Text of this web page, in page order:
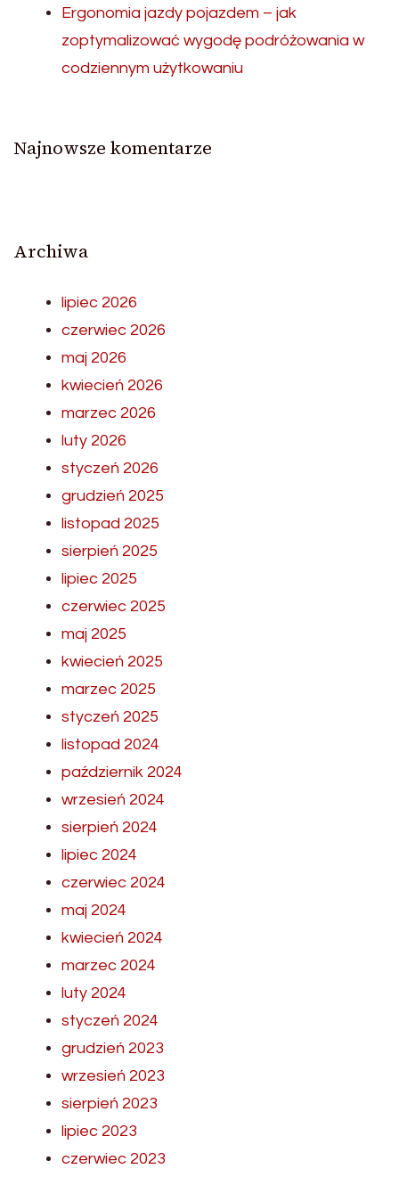
Ergonomia jazdy pojazdem – jak
zoptymalizować wygodę podróżowania w
codziennym użytkowaniu
Najnowsze komentarze
Archiwa
lipiec 2026
czerwiec 2026
maj 2026
kwiecień 2026
marzec 2026
luty 2026
styczeń 2026
grudzień 2025
listopad 2025
sierpień 2025
lipiec 2025
czerwiec 2025
maj 2025
kwiecień 2025
marzec 2025
styczeń 2025
listopad 2024
październik 2024
wrzesień 2024
sierpień 2024
lipiec 2024
czerwiec 2024
maj 2024
kwiecień 2024
marzec 2024
luty 2024
styczeń 2024
grudzień 2023
wrzesień 2023
sierpień 2023
lipiec 2023
czerwiec 2023